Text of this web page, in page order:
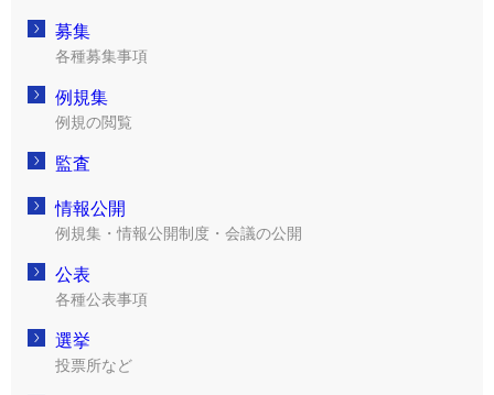
募集
各種募集事項
例規集
例規の閲覧
監査
情報公開
例規集・情報公開制度・会議の公開
公表
各種公表事項
選挙
投票所など